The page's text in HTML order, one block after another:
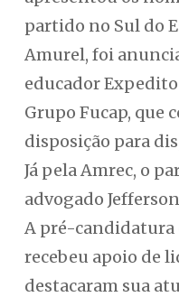
partido no Sul do
Amurel, foi
educador
Grupo Fucap, que
disposição para
Já pela Amrec, o
advogado
A pré-candidatura
recebeu apoio de
destacaram sua